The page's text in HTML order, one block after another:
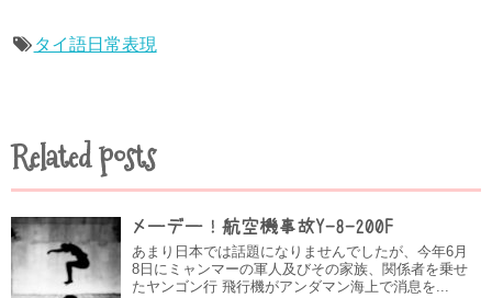
タイ語日常表現
Related posts
メーデー！航空機事故Y-8-200F
あまり日本では話題になりませんでしたが、今年6月
8日にミャンマーの軍人及びその家族、関係者を乗せ
たヤンゴン行 飛行機がアンダマン海上で消息を...